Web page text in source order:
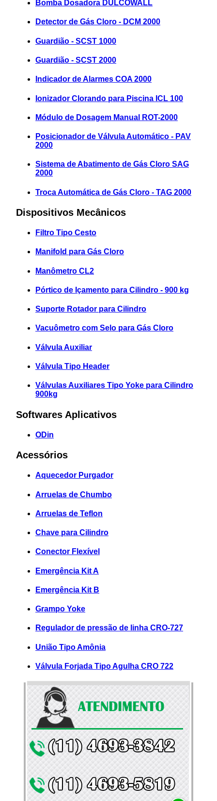
Bomba Dosadora DULCOWALL
Detector de Gás Cloro - DCM 2000
Guardião - SCST 1000
Guardião - SCST 2000
Indicador de Alarmes COA 2000
Ionizador Clorando para Piscina ICL 100
Módulo de Dosagem Manual ROT-2000
Posicionador de Válvula Automático - PAV
2000
Sistema de Abatimento de Gás Cloro SAG
2000
Troca Automática de Gás Cloro - TAG 2000
Dispositivos Mecânicos
Filtro Tipo Cesto
Manifold para Gás Cloro
Manômetro CL2
Pórtico de Içamento para Cilindro - 900 kg
Suporte Rotador para Cilindro
Vacuômetro com Selo para Gás Cloro
Válvula Auxiliar
Válvula Tipo Header
Válvulas Auxiliares Tipo Yoke para Cilindro
900kg
Softwares Aplicativos
ODin
Acessórios
Aquecedor Purgador
Arruelas de Chumbo
Arruelas de Teflon
Chave para Cilindro
Conector Flexível
Emergência Kit A
Emergência Kit B
Grampo Yoke
Regulador de pressão de linha CRO-727
União Tipo Amônia
Válvula Forjada Tipo Agulha CRO 722